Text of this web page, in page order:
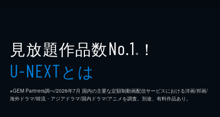
見放題作品数No.1 ※ ！
U-NEXTとは
※GEM Partners調べ/2026年7⽉ 国内の主要な定額制動画配信サービスにおける洋画/邦画/
海外ドラマ/韓流・アジアドラマ/国内ドラマ/アニメを調査。別途、有料作品あり。